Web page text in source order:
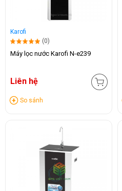
Karofi
(0)
Máy lọc nước Karofi N-e239
Liên hệ
So sánh